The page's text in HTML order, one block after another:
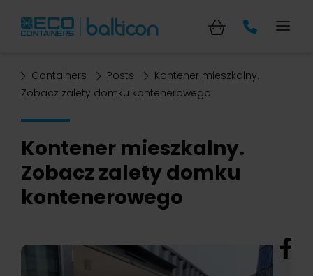
Containers Posts
Kontener mieszkalny.
Zobacz zalety domku kontenerowego
Kontener mieszkalny.
Zobacz zalety domku
kontenerowego